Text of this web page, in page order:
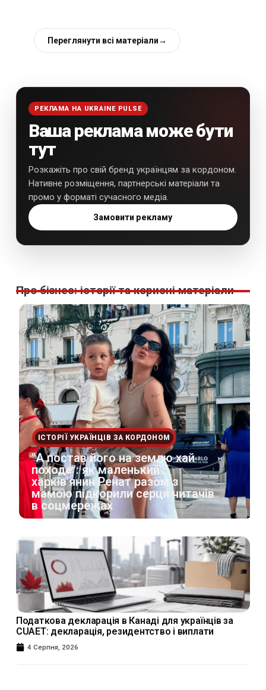
Переглянути всі матеріали→
РЕКЛАМА НА UKRAINE PULSE
Ваша реклама може бути
тут
Розкажіть про свій бренд українцям за кордоном.
Нативне розміщення, партнерські матеріали та
промо у форматі сучасного медіа.
Замовити рекламу
Про бізнес: історії та корисні матеріали
ІСТОРІЇ УКРАЇНЦІВ ЗА КОРДОНОМ
"А постав його на землю хай
походе": як маленький
харків'янин Ренат разом з
мамою підкорили серця читачів
в соцмережах
Податкова декларація в Канаді для українців за
CUAET: декларація, резидентство і виплати
4 Серпня, 2026